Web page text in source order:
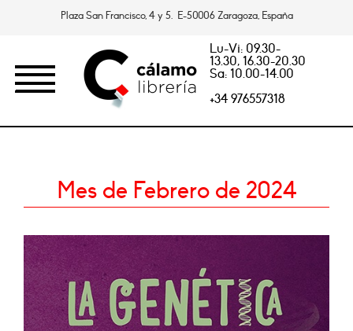
Plaza San Francisco, 4 y 5. E-50006 Zaragoza, España
Lu-Vi: 09.30-
13.30, 16.30-20.30
Sa: 10.00-14.00
+34 976557318
Mes de Febrero de 2024